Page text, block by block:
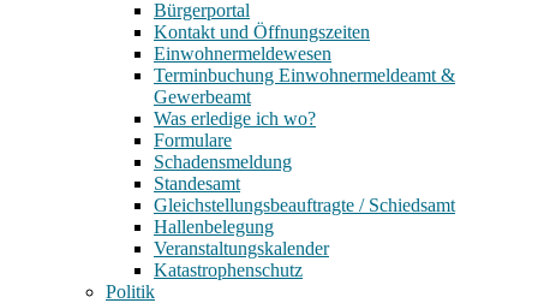
Bürgerportal
Kontakt und Öffnungszeiten
Einwohnermeldewesen
Terminbuchung Einwohnermeldeamt &
Gewerbeamt
Was erledige ich wo?
Formulare
Schadensmeldung
Standesamt
Gleichstellungsbeauftragte / Schiedsamt
Hallenbelegung
Veranstaltungskalender
Katastrophenschutz
Politik